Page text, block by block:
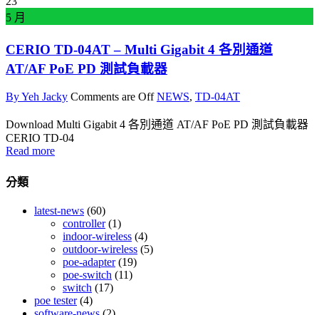
5 月
CERIO TD-04AT – Multi Gigabit 4 各別通道
AT/AF PoE PD 測試負載器
By Yeh Jacky Comments are Off NEWS, TD-04AT
Download Multi Gigabit 4 各別通道 AT/AF PoE PD 測試負載器
CERIO TD-04
Read more
分類
latest-news (60)
controller(1)
indoor-wireless (4)
outdoor-wireless (5)
poe-adapter(19)
poe-switch (11)
switch (17)
poe tester(4)